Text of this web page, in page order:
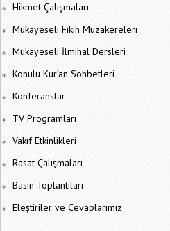
Hikmet Çalışmaları
Mukayeseli Fıkıh Müzakereleri
Mukayeseli İlmihal Dersleri
Konulu Kur’an Sohbetleri
Konferanslar
TV Programları
Vakıf Etkinlikleri
Rasat Çalışmaları
Basın Toplantıları
Eleştiriler ve Cevaplarımız